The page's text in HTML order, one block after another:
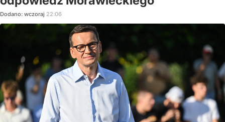
Dodano: wczoraj 22:06